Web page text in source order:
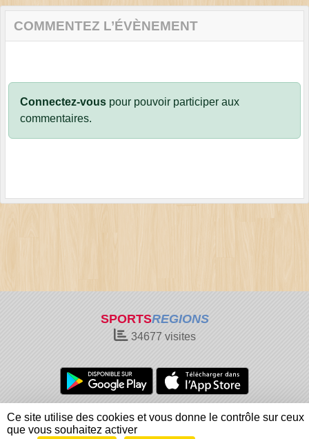
COMMENTEZ L’ÉVÈNEMENT
Connectez-vous pour pouvoir participer aux
commentaires.
SPORTSREGIONS
34677 visites
Charte cookies
Gestion des cookies
Informations légales
Signaler un contenu inapproprié
Ce site utilise des cookies et vous donne le contrôle sur ceux
que vous souhaitez activer